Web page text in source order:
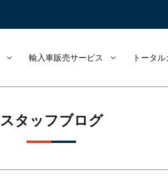
輸入車販売サービス トータ
スタッフブログ